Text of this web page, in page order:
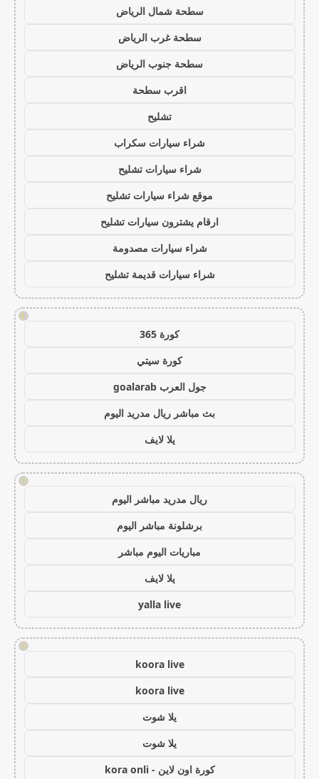
سطحة شمال الرياض
سطحة غرب الرياض
سطحة جنوب الرياض
اقرب سطحة
تشليح
شراء سيارات سكراب
شراء سيارات تشليح
موقع شراء سيارات تشليح
ارقام يشترون سيارات تشليح
شراء سيارات مصدومة
شراء سيارات قديمة تشليح
!
كورة 365
كورة سيتي
جول العرب goalarab
بث مباشر ريال مدريد اليوم
يلا لايف
!
ريال مدريد مباشر اليوم
برشلونة مباشر اليوم
مباريات اليوم مباشر
يلا لايف
yalla live
!
koora live
koora live
يلا شوت
يلا شوت
كورة اون لاين - kora onli